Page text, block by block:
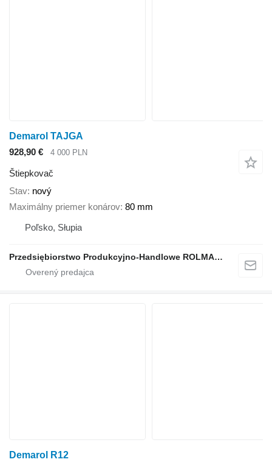
Demarol TAJGA
928,90 €
4 000 PLN
Štiepkovač
Stav nový
Maximálny priemer konárov 80 mm
Poľsko, Słupia
Przedsiębiorstwo Produkcyjno-Handlowe ROLMAPOL Marcin Dziekan
Demarol R12